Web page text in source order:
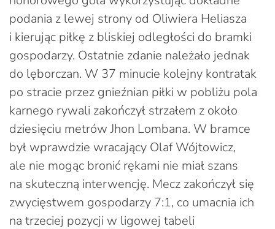
podania z lewej strony od Oliwiera Heliasza
i kierując piłkę z bliskiej odległości do bramki
gospodarzy. Ostatnie zdanie należało jednak
do lęborczan. W 37 minucie kolejny kontratak
po stracie przez gnieźnian piłki w pobliżu pola
karnego rywali zakończył strzałem z około
dziesięciu metrów Jhon Lombana. W bramce
był wprawdzie wracający Olaf Wójtowicz,
ale nie mogąc bronić rękami nie miał szans
na skuteczną interwencję. Mecz zakończył się
zwycięstwem gospodarzy 7:1, co umacnia ich
na trzeciej pozycji w ligowej tabeli